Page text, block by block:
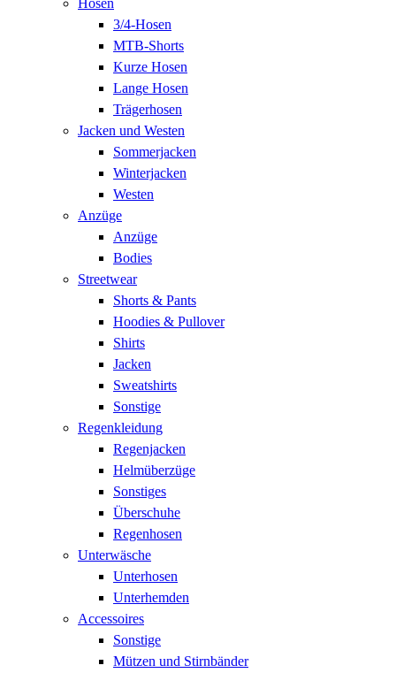
3/4-Hosen
MTB-Shorts
Kurze Hosen
Lange Hosen
Trägerhosen
Jacken und Westen
Sommerjacken
Winterjacken
Westen
Anzüge
Anzüge
Bodies
Streetwear
Shorts & Pants
Hoodies & Pullover
Shirts
Jacken
Sweatshirts
Sonstige
Regenkleidung
Regenjacken
Helmüberzüge
Sonstiges
Überschuhe
Regenhosen
Unterwäsche
Unterhosen
Unterhemden
Accessoires
Sonstige
Mützen und Stirnbänder